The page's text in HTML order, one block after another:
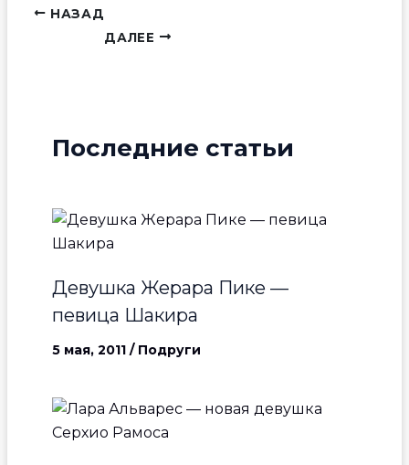
НАЗАД
ДАЛЕЕ
Последние статьи
Девушка Жерара Пике —
певица Шакира
5 мая, 2011 / Подруги